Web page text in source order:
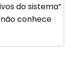
do sistema”
conhece